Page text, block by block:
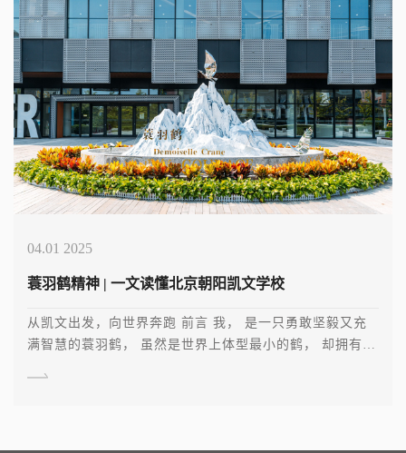
04.01 2025
蓑羽鹤精神 | 一文读懂北京朝阳凯文学校
从凯文出发，向世界奔跑 前言 我， 是一只勇敢坚毅又充
满智慧的蓑羽鹤， 虽然是世界上体型最小的鹤， 却拥有不